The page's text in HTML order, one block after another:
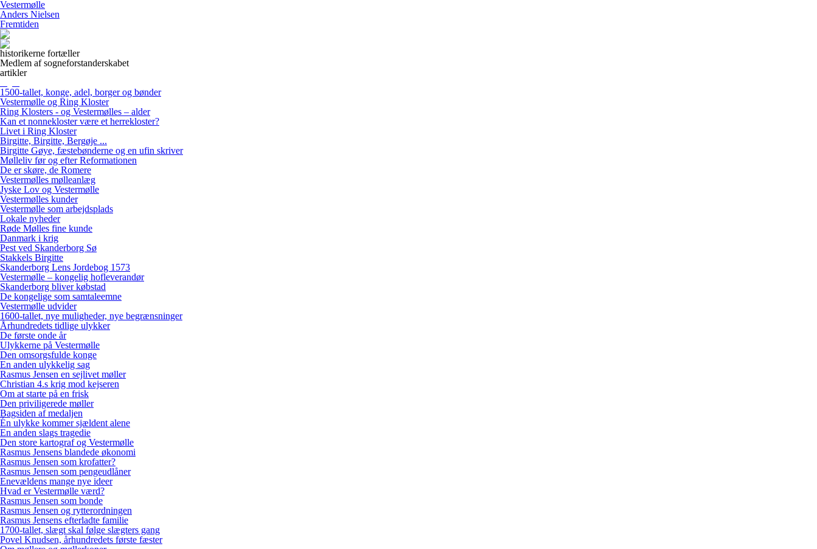
Vestermølle
Anders Nielsen
Fremtiden
historikerne fortæller
Medlem af sogneforstanderskabet
artikler
1500-tallet, konge, adel, borger og bønder
Vestermølle og Ring Kloster
Ring Klosters - og Vestermølles – alder
Kan et nonnekloster være et herrekloster?
Livet i Ring Kloster
Birgitte, Birgitte, Bergøje ...
Birgitte Gøye, fæstebønderne og en ufin skriver
Mølleliv før og efter Reformationen
De er skøre, de Romere
Vestermølles mølleanlæg
Jyske Lov og Vestermølle
Vestermølles kunder
Vestermølle som arbejdsplads
Lokale nyheder
Røde Mølles fine kunde
Danmark i krig
Pest ved Skanderborg Sø
Stakkels Birgitte
Skanderborg Lens Jordebog 1573
Vestermølle – kongelig hofleverandør
Skanderborg bliver købstad
De kongelige som samtaleemne
Vestermølle udvider
1600-tallet, nye muligheder, nye begrænsninger
Århundredets tidlige ulykker
De første onde år
Ulykkerne på Vestermølle
Den omsorgsfulde konge
En anden ulykkelig sag
Rasmus Jensen en sejlivet møller
Christian 4.s krig mod kejseren
Om at starte på en frisk
Den priviligerede møller
Bagsiden af medaljen
Én ulykke kommer sjældent alene
En anden slags tragedie
Den store kartograf og Vestermølle
Rasmus Jensens blandede økonomi
Rasmus Jensen som krofatter?
Rasmus Jensen som pengeudlåner
Enevældens mange nye ideer
Hvad er Vestermølle værd?
Rasmus Jensen som bonde
Rasmus Jensen og rytterordningen
Rasmus Jensens efterladte familie
1700-tallet, slægt skal følge slægters gang
Povel Knudsen, århundredets første fæster